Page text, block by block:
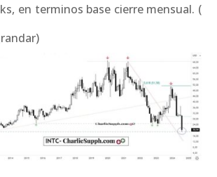
en terminos base cierre mensual. (